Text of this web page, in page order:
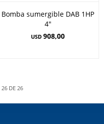
Bomba sumergible DAB 1HP
4"
USD 908,00
26DE 26